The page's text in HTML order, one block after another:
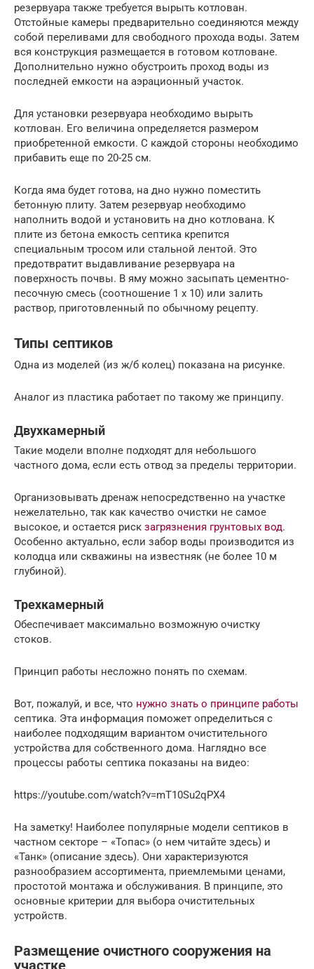
резервуара также требуется вырыть котлован.
Отстойные камеры предварительно соединяются между
собой переливами для свободного прохода воды. Затем
вся конструкция размещается в готовом котловане.
Дополнительно нужно обустроить проход воды из
последней емкости на аэрационный участок.
Для установки резервуара необходимо вырыть
котлован. Его величина определяется размером
приобретенной емкости. С каждой стороны необходимо
прибавить еще по 20-25 см.
Когда яма будет готова, на дно нужно поместить
бетонную плиту. Затем резервуар необходимо
наполнить водой и установить на дно котлована. К
плите из бетона емкость септика крепится
специальным тросом или стальной лентой. Это
предотвратит выдавливание резервуара на
поверхность почвы. В яму можно засыпать цементно-
песочную смесь (соотношение 1 х 10) или залить
раствор, приготовленный по обычному рецепту.
Типы септиков
Одна из моделей (из ж/б колец) показана на рисунке.
Аналог из пластика работает по такому же принципу.
Двухкамерный
Такие модели вполне подходят для небольшого
частного дома, если есть отвод за пределы территории.
Организовывать дренаж непосредственно на участке
нежелательно, так как качество очистки не самое
высокое, и остается риск загрязнения грунтовых вод.
Особенно актуально, если забор воды производится из
колодца или скважины на известняк (не более 10 м
глубиной).
Трехкамерный
Обеспечивает максимально возможную очистку
стоков.
Принцип работы несложно понять по схемам.
Вот, пожалуй, и все, что нужно знать о принципе работы
септика. Эта информация поможет определиться с
наиболее подходящим вариантом очистительного
устройства для собственного дома. Наглядно все
процессы работы септика показаны на видео:
https://youtube.com/watch?v=mT10Su2qPX4
На заметку! Наиболее популярные модели септиков в
частном секторе – «Топас» (о нем читайте здесь) и
«Танк» (описание здесь). Они характеризуются
разнообразием ассортимента, приемлемыми ценами,
простотой монтажа и обслуживания. В принципе, это
основные критерии для выбора очистительных
устройств.
Размещение очистного сооружения на